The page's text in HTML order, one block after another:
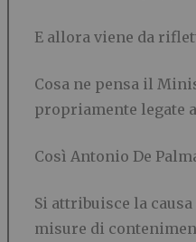
E allora viene da
Cosa ne pensa il
propriamente legate
Così Antonio De
Si attribuisce la
misure di